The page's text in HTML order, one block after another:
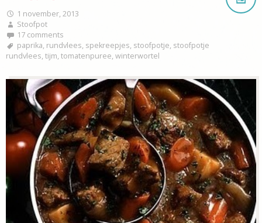
1 november, 2013
Stoofpot
17 comments
paprika, rundvlees, spekreepjes, stoofpotje, stoofpotje
rundvlees, tijm, tomatenpuree, winterwortel